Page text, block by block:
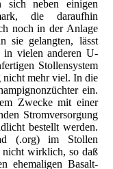
sich neben einigen
die daraufhin
noch in der Anlage
sie gelangten, lässt
in vielen anderen U-
Stollensystem
mehr viel. In die
ein.
Zwecke mit einer
Stromversorgung
bestellt werden.
(.org) im Stollen
nicht wirklich, so daß
ehemaligen Basalt-